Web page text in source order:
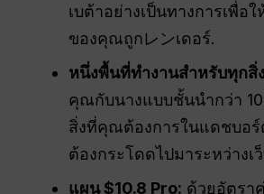
เบต้าอย่างเป็นทางการเพื่อ
ของคุณถูกレンเดอร์.
หนึ่งพื้นที่ทำงานสำหรับทุกสิ่
คุณกับนางแบบชั้นนำกว่า
สิ่งที่คุณต้องการในแดชบอร์
ต้องกระโดดไปมาระหว่างเ
แผน $10.8 Pro: ด้วยอัตรา